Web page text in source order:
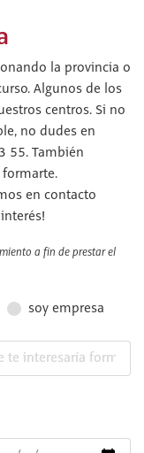
la provincia o
Algunos de los
centros. Si no
no dudes en
55. También
formarte.
en contacto
a fin de prestar el
soy empresa